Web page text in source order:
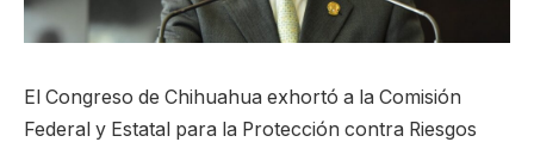
El Congreso de Chihuahua exhortó a la Comisión
Federal y Estatal para la Protección contra Riesgos